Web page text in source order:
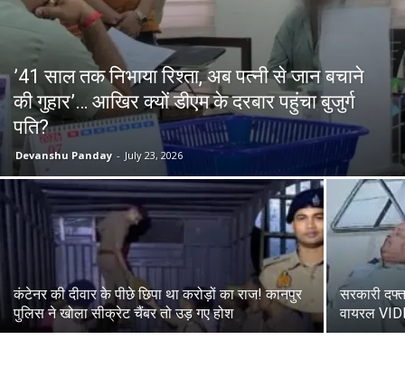
’41 साल तक निभाया रिश्ता, अब पत्नी से जान बचाने
की गुहार’… आखिर क्यों डीएम के दरबार पहुंचा बुजुर्ग
पति?
Devanshu Panday - July 23, 2026
कंटेनर की दीवार के पीछे छिपा था करोड़ों का राज! कानपुर
पुलिस ने खोला सीक्रेट चैंबर तो उड़ गए होश
सरकारी
वायरल